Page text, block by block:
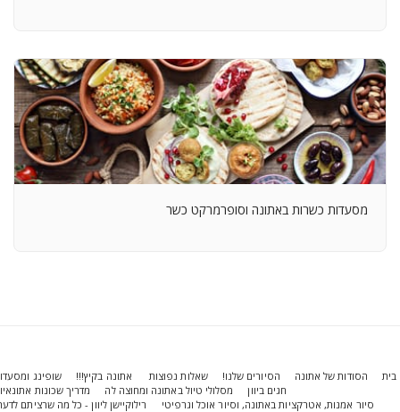
מסעדות כשרות באתונה וסופרמרקט כשר
הסודות של אתונה הסיורים שלנו! שאלות נפוצות אתונה בקיץ!!!
שופינג ומסעדות
חגים ביוון
מסלולי טיול באתונה ומחוצה לה
מדריך שכונות אתונאיות
סיור אמנות, אטרקציות באתונה, וסיור אוכל וגרפיטי
רילוקיישן ליוון - כל מה שרציתם לדעת!